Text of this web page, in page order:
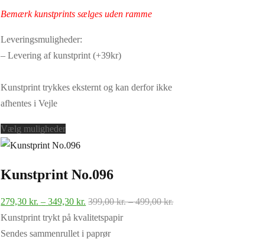
på
Bemærk kunstprints sælges uden ramme
Leveringsmuligheder:
– Levering af kunstprint (+39kr)
Kunstprint trykkes eksternt og kan derfor ikke
afhentes i Vejle
Vælg mulighederDette
vare
flere
Mulighederne
kan
Kunstprint No.096
279,30kr. – 349,30kr. Prisinterval:
279,30 kr.
til
399,00kr. – 499,00kr.Prisinterval:
Kunstprint trykt på kvalitetspapir
Sendes sammenrullet i paprør